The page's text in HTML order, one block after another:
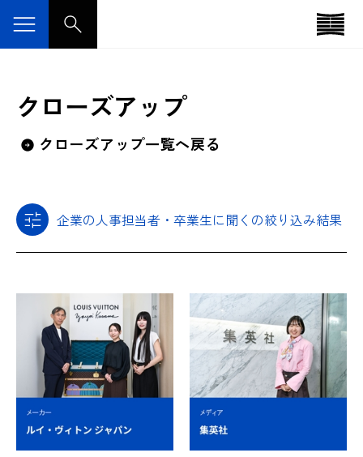
クローズアップ
クローズアップ一覧へ戻る
企業の人事担当者・卒業生に聞くの絞り込み結果